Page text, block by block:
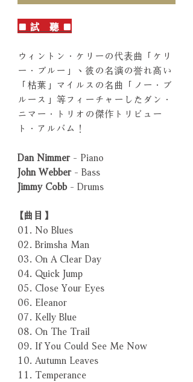
■ 試 聽 ■
ウィントン．ケリーの代表曲「ケリ
ー．ブルー」、彼の名演の誉れ高い
「枯葉」マイルスの名曲「ノー．ブ
ルース」等フィーチャーしたダン．
ニマー．トリオの傑作トリビュー
ト．アルバム！
Dan Nimmer- Piano
John Webber- Bass
Jimmy Cobb- Drums
【曲目】
01. No Blues
02. Brimsha Man
03. On A Clear Day
04. Quick Jump
05. Close Your Eyes
06. Eleanor
07. Kelly Blue
08. On The Trail
09. If You Could See Me Now
10. Autumn Leaves
11. Temperance